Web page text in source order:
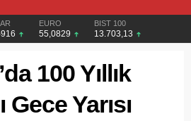
EURO
55,0829
BIST 100
13.703,13
100 Yıllık
Yarısı